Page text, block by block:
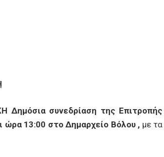
Δημόσια συνεδρίαση της Επιτροπής
ώρα 13:00 στο Δημαρχείο Βόλου , με τα